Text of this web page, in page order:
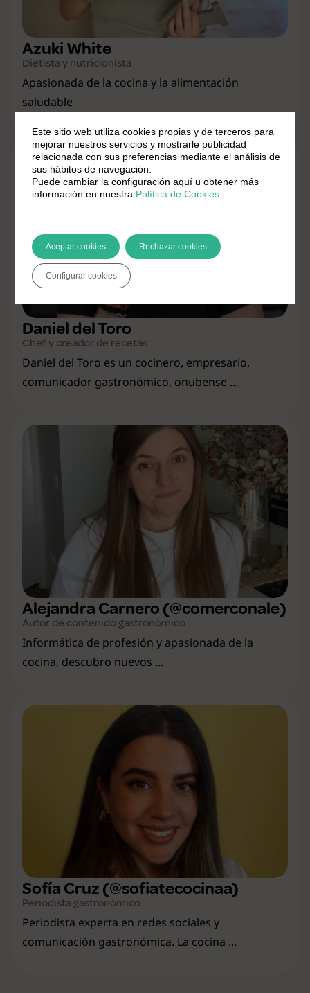
Azuki White
Dietista y nutricionista
Apasionada de la cocina y la alimentación
saludable
Daniel del Toro
Chef y creador de recetas
Daniel del Toro es un cocinero, empresario,
comunicador gastronómico, onubense ...
Alejandra Carnero (@comerconale)
Autor de contenido gastronómico
Informática de profesión y apasionada de la
cocina, descubro nuevos ...
Sofía Cruz (@sofiatecocinaa)
Periodista gastronómico
Periodista experta en redes sociales y
comunicación gastronómica. La cocina ...
Este sitio web utiliza cookies propias y de terceros para
mejorar nuestros servicios y mostrarle publicidad
relacionada con sus preferencias mediante el análisis de
sus hábitos de navegación.
Puedecambiar la configuración aquí u obtener más
información en nuestra Política de Cookies
Aceptar cookies Rechazar cookies
Configurar cookies